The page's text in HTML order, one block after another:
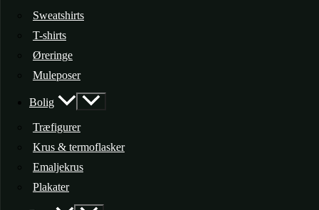
Sweatshirts
T-shirts
Øreringe
Muleposer
Bolig
Træfigurer
Krus & termoflasker
Emaljekrus
Plakater